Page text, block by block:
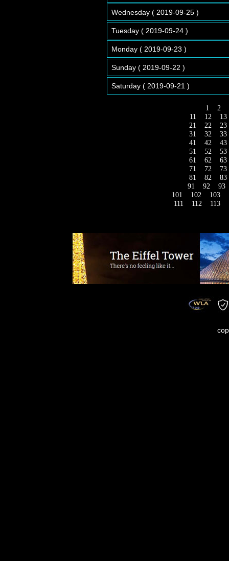
Wednesday ( 2019-09-25 )
Tuesday ( 2019-09-24 )
Monday ( 2019-09-23 )
Sunday ( 2019-09-22 )
Saturday ( 2019-09-21 )
1 2
11
12
13
21
22
23
31
32
33
41
42
43
51
52
53
61
62
63
71
72
73
81
82
83
91
92
93
101
102 103
111
112 113